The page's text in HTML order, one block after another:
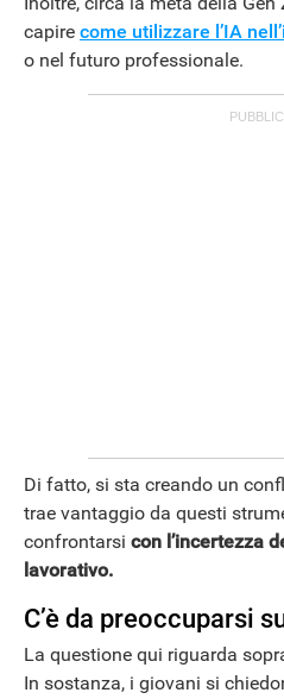
capire come utilizzare l’IA
o nel futuro professionale.
Di fatto, si sta creando un
trae vantaggio da questi
confrontarsi con l’incertezza
lavorativo.
C’è da preoccuparsi
La questione qui riguarda
In sostanza, i giovani si